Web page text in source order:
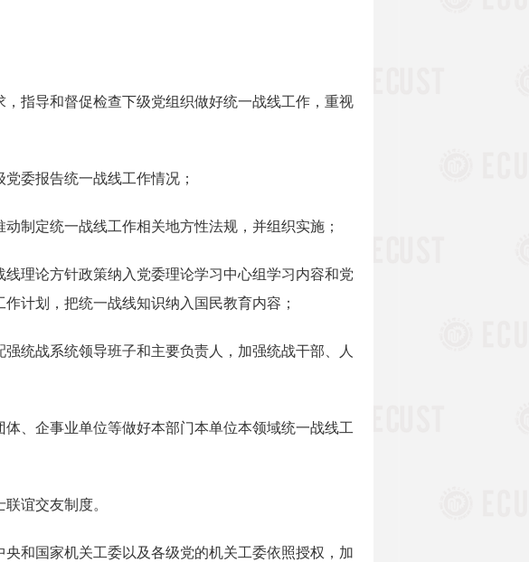
指导和督促检查下级党组织做好统一战线工作，重视
委报告统一战线工作情况；
定统一战线工作相关地方性法规，并组织实施；
理论方针政策纳入党委理论学习中心组学习内容和党
计划，把统一战线知识纳入国民教育内容；
战系统领导班子和主要负责人，加强统战干部、人
、企事业单位等做好本部门本单位本领域统一战线工
谊交友制度。
和国家机关工委以及各级党的机关工委依照授权，加